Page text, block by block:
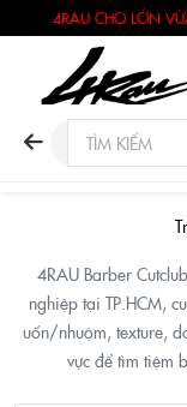
4RAU CHỢ LỚN
Barber
4RAU Barber
nghiệp tại TP.HCM,
uốn/nhuộm, texture,
vực để tìm tiệm